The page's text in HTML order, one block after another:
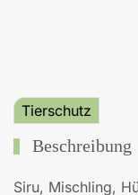
Tierschutz
Beschreibung
Siru, Mischling,